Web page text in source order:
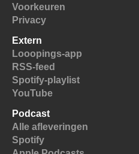
Voorkeuren
Privacy
Extern
Looopings-app
RSS-feed
Spotify-playlist
YouTube
Podcast
Alle afleveringen
Spotify